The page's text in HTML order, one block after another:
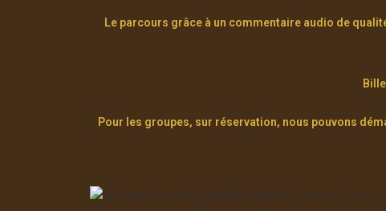
Le parcours grâce à un commentaire audio de
Pour les groupes, sur réservation, nous pouvons